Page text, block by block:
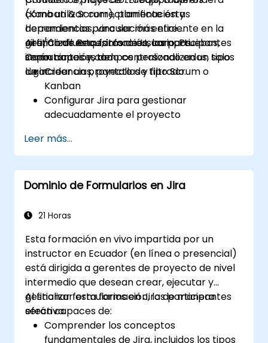
cómo utilizar correctamente estas
herramientas para ser más eficiente en la
gestión de Requisitos de Usuario, Pruebas,
Comunicación, todo centralizado en un solo
lugar.
(Kanban & Scrum), planificación y
dependencias, vinculación entre
Jira/Confluence, informes, campos
importantes y campos personalizados, tipos
de incidencias, pantallas y filtrado.
Al finalizar esta formación, los participantes
serán capaces de:
Crear un proyecto de tipo Scrum o
Kanban
Configurar Jira para gestionar
adecuadamente el proyecto
Construir las pantallas necesarias para
manejar tipos de incidencias
Crear flujos de trabajo y tableros,
comprendiendo su interacción
así como análisis
para el equipo y la gerencia
Leer más...
Dominio de Formularios en Jira
21 Horas
Esta formación en vivo impartida por un
instructor en Ecuador (en línea o presencial)
está dirigida a gerentes de proyecto de nivel
intermedio que desean crear, ejecutar y
gestionar formularios en Jira de manera
efectiva.
Al finalizar esta formación, los participantes
serán capaces de:
Comprender los conceptos
fundamentales de Jira, incluidos los tipos